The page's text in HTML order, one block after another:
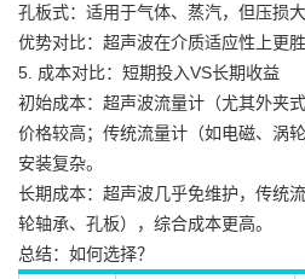
孔板式：适用于气体、蒸汽，但压损大
优势对比：超声波在介质适应性上更胜
5. 成本对比：短期投入VS长期收益
初始成本：超声波流量计（尤其外夹
价格较高；传统流量计（如电磁、涡
安装复杂。
长期成本：超声波几乎免维护，传统
轮轴承、孔板），综合成本更高。
总结：如何选择？